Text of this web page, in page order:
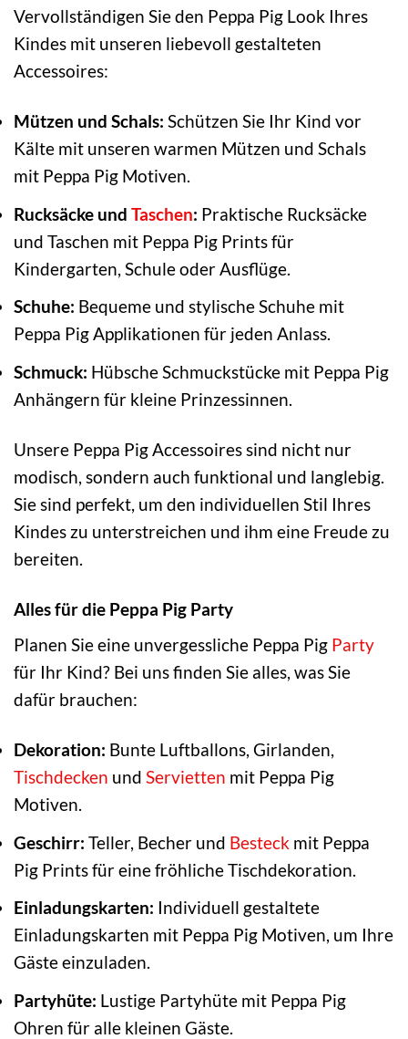
Vervollständigen Sie den Peppa Pig Look Ihres
Kindes mit unseren liebevoll gestalteten
Accessoires:
Mützen und Schals: Schützen Sie Ihr Kind vor
Kälte mit unseren warmen Mützen und Schals
mit Peppa Pig Motiven.
Rucksäcke und Taschen: Praktische Rucksäcke
und Taschen mit Peppa Pig Prints für
Kindergarten, Schule oder Ausflüge.
Schuhe: Bequeme und stylische Schuhe mit
Peppa Pig Applikationen für jeden Anlass.
Schmuck: Hübsche Schmuckstücke mit Peppa Pig
Anhängern für kleine Prinzessinnen.
Unsere Peppa Pig Accessoires sind nicht nur
modisch, sondern auch funktional und langlebig.
Sie sind perfekt, um den individuellen Stil Ihres
Kindes zu unterstreichen und ihm eine Freude zu
bereiten.
Alles für die Peppa Pig Party
Planen Sie eine unvergessliche Peppa Pig Party
für Ihr Kind? Bei uns finden Sie alles, was Sie
dafür brauchen:
Dekoration: Bunte Luftballons, Girlanden,
Tischdecken und Servietten mit Peppa Pig
Motiven.
Geschirr: Teller, Becher und Besteck mit Peppa
Pig Prints für eine fröhliche Tischdekoration.
Einladungskarten: Individuell gestaltete
Einladungskarten mit Peppa Pig Motiven, um Ihre
Gäste einzuladen.
Partyhüte: Lustige Partyhüte mit Peppa Pig
Ohren für alle kleinen Gäste.